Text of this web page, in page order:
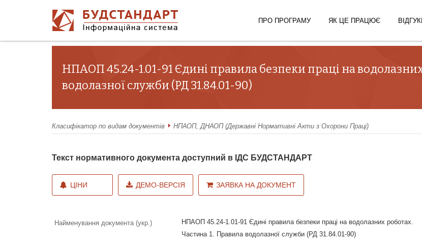
ПРО ПРОГРАМУ ЯК ЦЕ ПРАЦЮЄ
НПАОП 45.24-1.01-91 Єдині правила безпеки праці на
водолазної служби (РД 31.84.01-90)
Класифікатор по видам документів НПАОП, ДНАОП (Державні Нормативні Акти з Охорони Праці)
Текст нормативного документа доступний в ІДС БУДСТАНДАРТ
ЦІНИ ДЕМО-ВЕРСІЯ ЗАЯВКА НА ДОКУМЕНТ
Найменування документа (укр.)
НПАОП 45.24-1.01-91 Єдині правила безпеки праці на водолазних роботах.
Частина 1. Правила водолазної служби (РД 31.84.01-90)